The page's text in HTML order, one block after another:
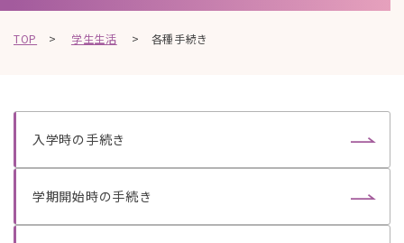
TOP > 学生生活 > 各種手続き
入学時の手続き
学期開始時の手続き